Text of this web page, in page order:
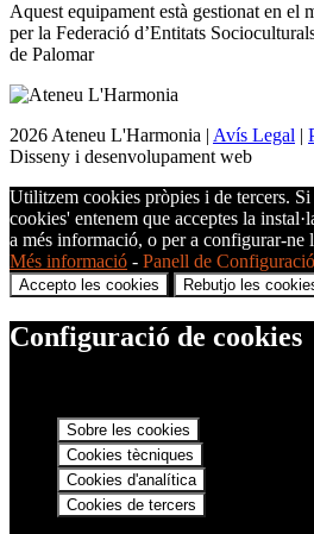
Aquest equipament està gestionat en el
per la Federació d’Entitats
de Palomar
2026 Ateneu L'Harmonia | Avís Legal |
Disseny i desenvolupament web
Utilitzem cookies pròpies i de tercers.
cookies' entenem que acceptes la
a més informació, o per a configurar-ne
Més informació - Panell de
Accepto les cookies Rebutjo les
Configuració de cookies
Sobre les cookies
Cookies tècniques
Cookies d'analítica
Cookies de tercers